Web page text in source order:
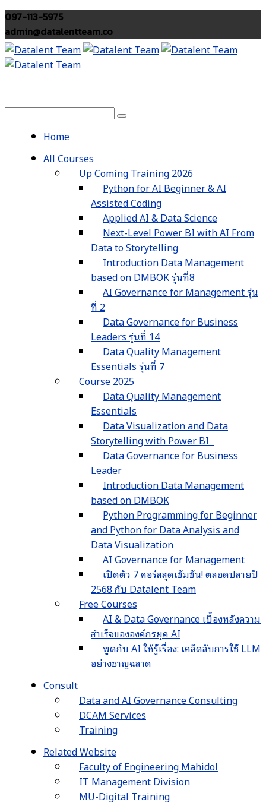
097-113-5975
admin@datalentteam.co
Home
All Courses
Up Coming Training 2026
Python for AI Beginner & AI
Assisted Coding
Applied AI & Data Science
Next-Level Power BI with AI From
Data to Storytelling
Introduction Data Management
based on DMBOK รุ่นที่8
AI Governance for Management รุ่น
ที่ 2
Data Governance for Business
Leaders รุ่นที่ 14
Data Quality Management
Essentials รุ่นที่ 7
Course 2025
Data Quality Management
Essentials
Data Visualization and Data
Storytelling with Power BI
Data Governance for Business
Leader
Introduction Data Management
based on DMBOK
Python Programming for Beginner
and Python for Data Analysis and
Data Visualization
AI Governance for Management
เปิดตัว 7 คอร์สสุดเข้มข้น! ตลอดปลายปี
2568 กับ Datalent Team
Free Courses
AI & Data Governance เบื้องหลังความ
สำเร็จขององค์กรยุค AI
พูดกับ AI ให้รู้เรื่อง: เคล็ดลับการใช้ LLM
อย่างชาญฉลาด
Consult
Data and AI Governance Consulting
DCAM Services
Training
Related Website
Faculty of Engineering Mahidol
IT Management Division
MU-Digital Training